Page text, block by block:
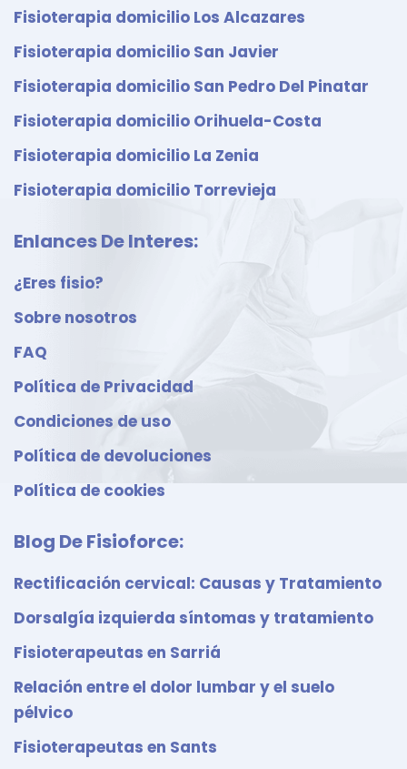
Fisioterapia domicilio Los Alcazares
Fisioterapia domicilio San Javier
Fisioterapia domicilio San Pedro Del Pinatar
Fisioterapia domicilio Orihuela-Costa
Fisioterapia domicilio La Zenia
Fisioterapia domicilio Torrevieja
Enlances De Interes:
¿Eres fisio?
Sobre nosotros
FAQ
Política de Privacidad
Condiciones de uso
Política de devoluciones
Política de cookies
Blog De Fisioforce:
Rectificación cervical: Causas y Tratamiento
Dorsalgía izquierda síntomas y tratamiento
Fisioterapeutas en Sarriá
Relación entre el dolor lumbar y el suelo
pélvico
Fisioterapeutas en Sants